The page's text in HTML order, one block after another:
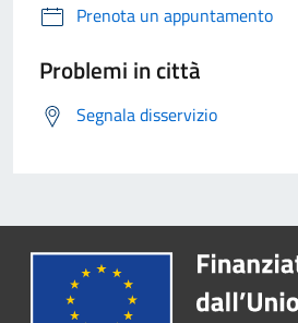
Prenota un appuntamento
Problemi in città
Segnala disservizio